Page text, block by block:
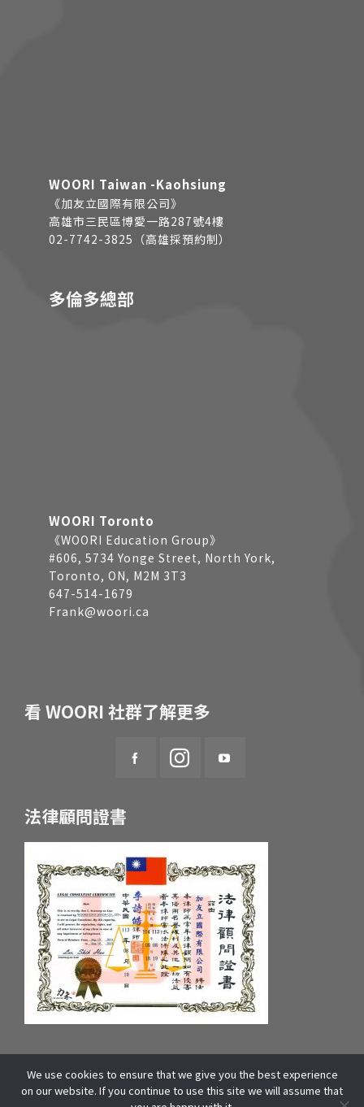
WOORI Taiwan -Kaohsiung
《加友立國際有限公司》
高雄市三民區博愛一路287號4樓
02-7742-3825（高雄採預約制）
多倫多總部
WOORI Toronto
《WOORI Education Group》
#606, 5734 Yonge Street, North York,
Toronto, ON, M2M 3T3
647-514-1679
Frank@woori.ca
看 WOORI 社群了解更多
法律顧問證書
統一編號：55657233 府產業商字第：10659607600號
COPYRIGHT © 2025 WOORI EDUCATION GROUP. ALL RIGHTS
We use cookies to ensure that we give you the best experience
on our website. If you continue to use this site we will assume that